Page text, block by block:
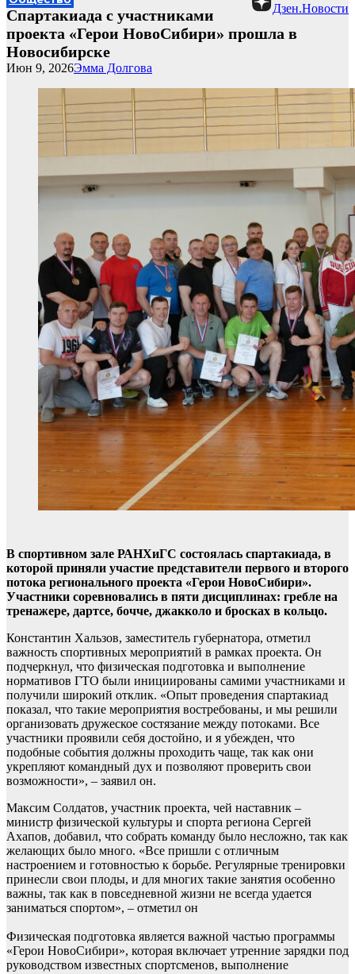
Дзен.Новости
Спартакиада с участниками
проекта «Герои НовоСибири» прошла в
Новосибирске
Эмма Долгова
Июн 9, 2026
В спортивном зале РАНХиГС состоялась спартакиада, в
которой приняли участие представители первого и второго
потока регионального проекта «Герои НовоСибири».
Участники соревновались в пяти дисциплинах: гребле на
тренажере, дартсе, бочче, джакколо и бросках в кольцо.
Константин Хальзов, заместитель губернатора, отметил
важность спортивных мероприятий в рамках проекта. Он
подчеркнул, что физическая подготовка и выполнение
нормативов ГТО были инициированы самими участниками и
получили широкий отклик. «Опыт проведения спартакиад
показал, что такие мероприятия востребованы, и мы решили
организовать дружеское состязание между потоками. Все
участники проявили себя достойно, и я убежден, что
подобные события должны проходить чаще, так как они
укрепляют командный дух и позволяют проверить свои
возможности», – заявил он.
Максим Солдатов, участник проекта, чей наставник –
министр физической культуры и спорта региона Сергей
Ахапов, добавил, что собрать команду было несложно, так как
желающих было много. «Все пришли с отличным
настроением и готовностью к борьбе. Регулярные тренировки
принесли свои плоды, и для многих такие занятия особенно
важны, так как в повседневной жизни не всегда удается
заниматься спортом», – отметил он
Физическая подготовка является важной частью программы
«Герои НовоСибири», которая включает утренние зарядки под
руководством известных спортсменов, выполнение